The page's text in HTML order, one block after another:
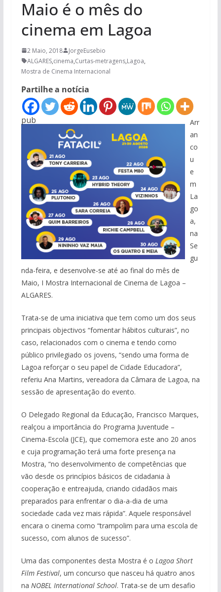
Maio é o mês do
cinema em Lagoa
2 Maio, 2018
JorgeEusebio
ALGARES,cinema,Curtas-metragens,Lagoa,
Mostra de Cinema Internacional
Partilhe a notícia
pub
Arr
an
co
u
e
m
La
go
a,
na
Se
gu
nda-feira, e desenvolve-se até ao final do mês de
Maio, I Mostra Internacional de Cinema de Lagoa –
ALGARES.
Trata-se de uma iniciativa que tem como um dos seus
principais objectivos “fomentar hábitos culturais”, no
caso, relacionados com o cinema e tendo como
público privilegiado os jovens, “sendo uma forma de
Lagoa reforçar o seu papel de Cidade Educadora”,
referiu Ana Martins, vereadora da Câmara de Lagoa, na
sessão de apresentação do evento.
O Delegado Regional da Educação, Francisco Marques,
realçou a importância do Programa Juventude –
Cinema-Escola (JCE), que comemora este ano 20 anos
e cuja programação terá uma forte presença na
Mostra, “no desenvolvimento de competências que
vão desde os princípios básicos de cidadania à
cooperação e entreajuda, criando cidadãos mais
preparados para enfrentar o dia-a-dia de uma
sociedade cada vez mais rápida”. Aquele responsável
encara o cinema como “trampolim para uma escola de
sucesso, com alunos de sucesso”.
Uma das componentes desta Mostra é o Lagoa Short
Film Festival, um concurso que nasceu há quatro anos
na NOBEL International School. Trata-se de um desafio